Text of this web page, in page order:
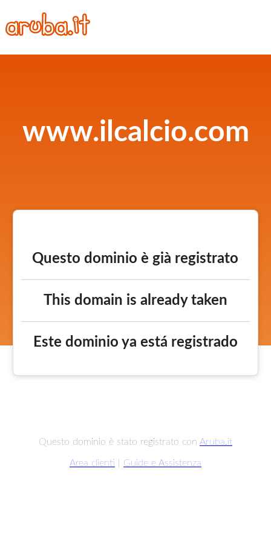
www.ilcalcio.com
Questo dominio è già registrato
This domain is already taken
Este dominio ya está registrado
Questo dominio è stato registrato con Aruba.it
Area clienti Guide e Assistenza